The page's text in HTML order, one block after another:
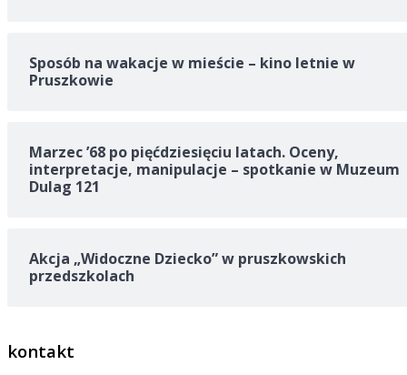
Sposób na wakacje w mieście – kino letnie w
Pruszkowie
Marzec ’68 po pięćdziesięciu latach. Oceny,
interpretacje, manipulacje – spotkanie w Muzeum
Dulag 121
Akcja „Widoczne Dziecko” w pruszkowskich
przedszkolach
kontakt